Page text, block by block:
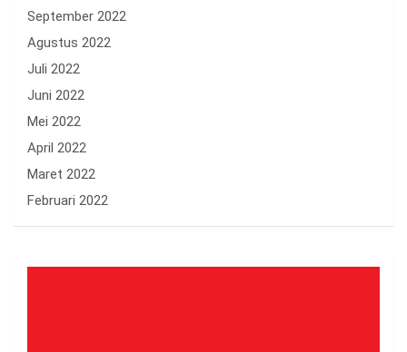
September 2022
Agustus 2022
Juli 2022
Juni 2022
Mei 2022
April 2022
Maret 2022
Februari 2022